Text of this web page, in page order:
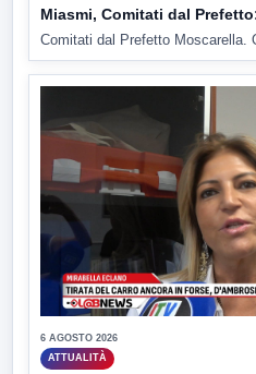
Miasmi, Comitati dal
Comitati dal Prefetto Moscarella.
6 AGOSTO 2026
ATTUALITÀ